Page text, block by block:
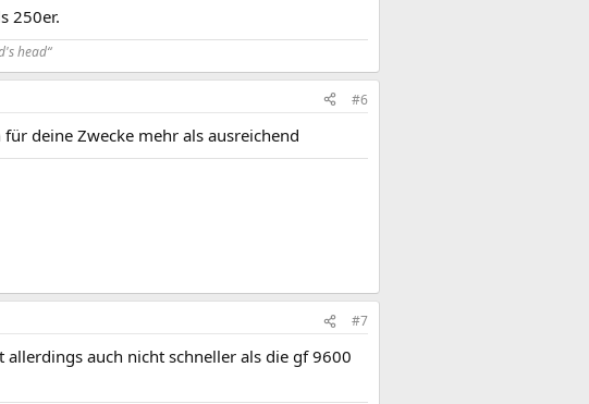
250er.
head“
#6
deine Zwecke mehr als ausreichend
#7
auch nicht schneller als die gf 9600